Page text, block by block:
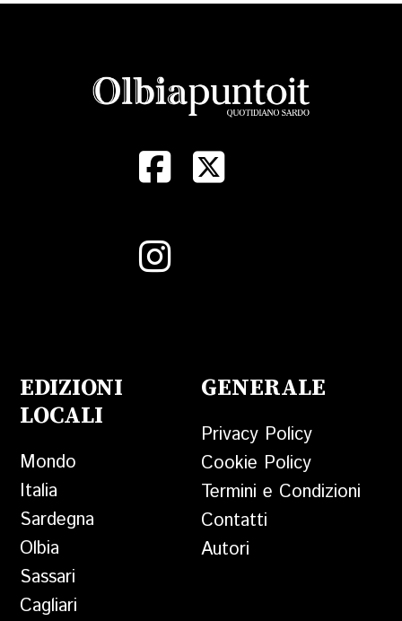
EDIZIONI
LOCALI
Mondo
Italia
Sardegna
Olbia
Sassari
Cagliari
GENERALE
Privacy Policy
Cookie Policy
Termini e Condizioni
Contatti
Autori